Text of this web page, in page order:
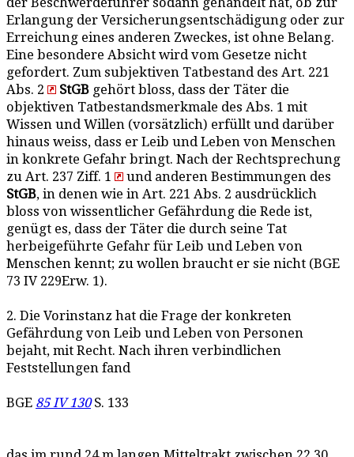
Erlangung der Versicherungsentschädigung oder zur
Erreichung eines anderen Zweckes, ist ohne Belang.
Eine besondere Absicht wird vom Gesetze nicht
gefordert. Zum subjektiven Tatbestand des Art. 221
Abs. 2
StGB gehört bloss, dass der Täter die
objektiven Tatbestandsmerkmale des Abs. 1 mit
Wissen und Willen (vorsätzlich) erfüllt und darüber
hinaus weiss, dass er Leib und Leben von Menschen
in konkrete Gefahr bringt. Nach der Rechtsprechung
zu Art. 237 Ziff. 1
und anderen Bestimmungen des
StGB, in denen wie in Art. 221 Abs. 2 ausdrücklich
bloss von wissentlicher Gefährdung die Rede ist,
genügt es, dass der Täter die durch seine Tat
herbeigeführte Gefahr für Leib und Leben von
Menschen kennt; zu wollen braucht er sie nicht (BGE
73 IV 229Erw. 1).
2. Die Vorinstanz hat die Frage der konkreten
Gefährdung von Leib und Leben von Personen
bejaht, mit Recht. Nach ihren verbindlichen
Feststellungen fand
BGE 85 IV 130S. 133